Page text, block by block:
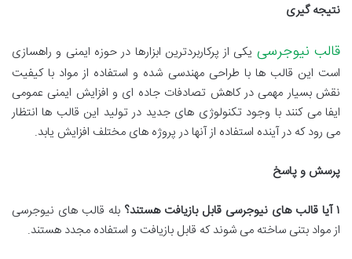
نتیجه گیری
قالب نیوجرسی یکی از پرکاربردترین ابزارها در حوزه ایمنی و راهسازی
است این قالب ها با طراحی مهندسی شده و استفاده از مواد با کیفیت
نقش بسیار مهمی در کاهش تصادفات جاده ای و افزایش ایمنی عمومی
ایفا می کنند با وجود تکنولوژی های جدید در تولید این قالب ها انتظار
می رود که در آینده استفاده از آنها در پروژه های مختلف افزایش یابد.
پرسش و پاسخ
۱ آیا قالب های نیوجرسی قابل بازیافت هستند؟ بله قالب های نیوجرسی
از مواد بتنی ساخته می شوند که قابل بازیافت و استفاده مجدد هستند.